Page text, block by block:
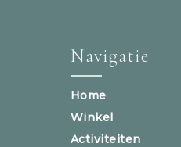
Navigatie
Home
Winkel
Activiteiten